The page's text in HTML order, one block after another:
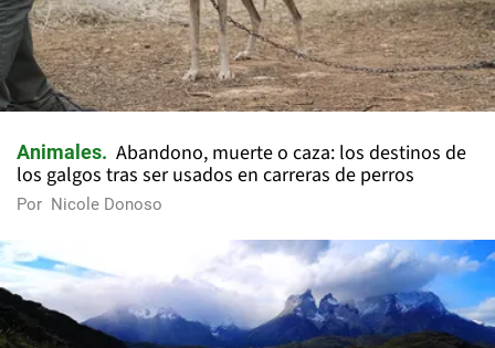
Animales
Abandono, muerte o caza: los destinos de
los galgos tras ser usados en carreras de perros
Por Nicole Donoso